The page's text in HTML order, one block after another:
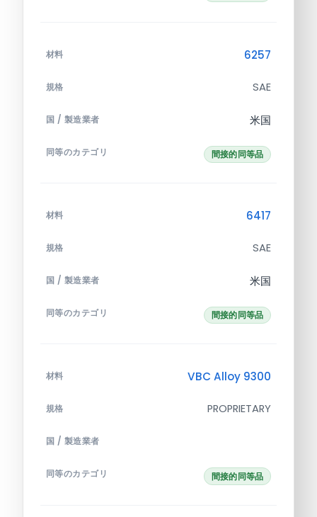
材料 6257
規格 SAE
国 / 製造業者 米国
同等のカテゴリ 間接的同等品
材料 6417
規格 SAE
国 / 製造業者 米国
同等のカテゴリ 間接的同等品
材料 VBC Alloy 9300
規格 PROPRIETARY
国 / 製造業者
同等のカテゴリ 間接的同等品